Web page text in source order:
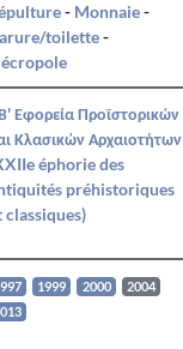
- Monnaie-
toilette-
Εφορεία Προϊστορικών
Κλασικών Αρχαιοτήτων
éphorie des
préhistoriques
classiques)
1999 2000
2004